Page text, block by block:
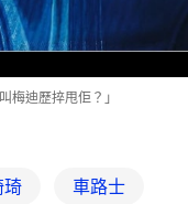
梅迪歷捽甩佢？」
琦 車路士